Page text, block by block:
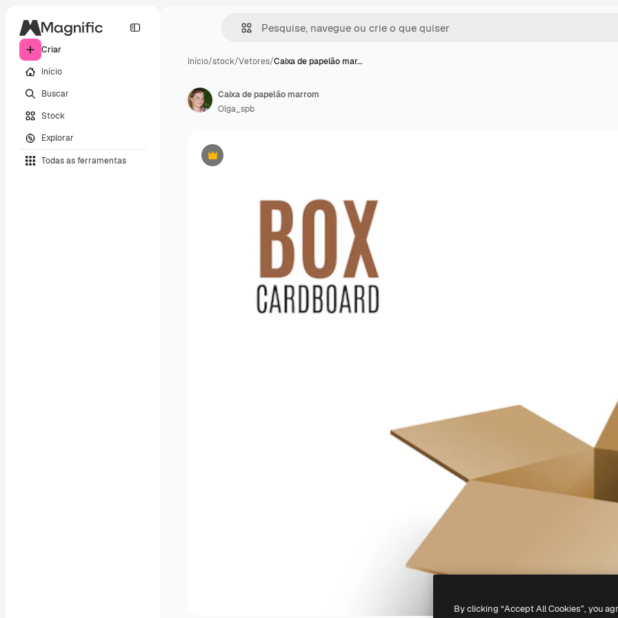
Criar
Início
Buscar
Stock
Explorar
Todas as ferramentas
Início/stock/Vetores/Caixa de papelão mar…
Premium
Caixa de papelão marrom
Olga_spb
By clicking “Accept All Cookies”, you